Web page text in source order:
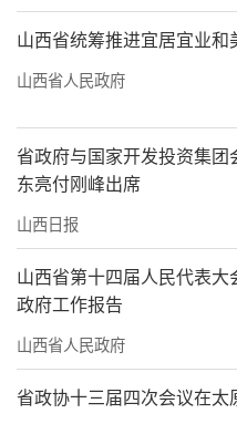
山西省统筹推进宜居宜业和
山西省人民政府
省政府与国家开发投资集团
东亮付刚峰出席
山西日报
山西省第十四届人民代表大
政府工作报告
山西省人民政府
省政协十三届四次会议在太